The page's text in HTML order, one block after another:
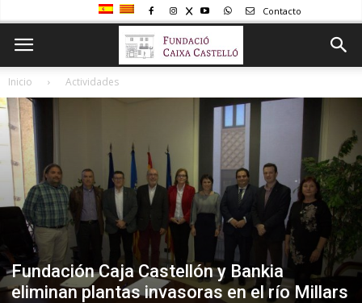
Contacto
Inicio Actividades
Fundación Caja Castellón y Bankia
eliminan plantas invasoras en el río Millars